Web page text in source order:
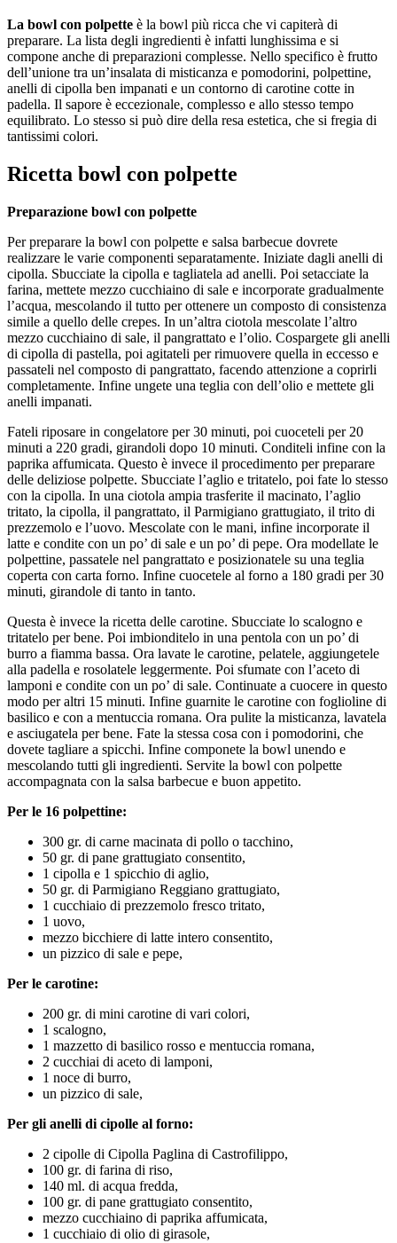
La bowl con polpette è la bowl più ricca che vi capiterà di
preparare. La lista degli ingredienti è infatti lunghissima e si
compone anche di preparazioni complesse. Nello specifico è frutto
dell’unione tra un’insalata di misticanza e pomodorini, polpettine,
anelli di cipolla ben impanati e un contorno di carotine cotte in
padella. Il sapore è eccezionale, complesso e allo stesso tempo
equilibrato. Lo stesso si può dire della resa estetica, che si fregia di
tantissimi colori.
Ricetta bowl con polpette
Preparazione bowl con polpette
Per preparare la bowl con polpette e salsa barbecue dovrete
realizzare le varie componenti separatamente. Iniziate dagli anelli di
cipolla. Sbucciate la cipolla e tagliatela ad anelli. Poi setacciate la
farina, mettete mezzo cucchiaino di sale e incorporate gradualmente
l’acqua, mescolando il tutto per ottenere un composto di consistenza
simile a quello delle crepes. In un’altra ciotola mescolate l’altro
mezzo cucchiaino di sale, il pangrattato e l’olio. Cospargete gli anelli
di cipolla di pastella, poi agitateli per rimuovere quella in eccesso e
passateli nel composto di pangrattato, facendo attenzione a coprirli
completamente. Infine ungete una teglia con dell’olio e mettete gli
anelli impanati.
Fateli riposare in congelatore per 30 minuti, poi cuoceteli per 20
minuti a 220 gradi, girandoli dopo 10 minuti. Conditeli infine con la
paprika affumicata. Questo è invece il procedimento per preparare
delle deliziose polpette. Sbucciate l’aglio e tritatelo, poi fate lo stesso
con la cipolla. In una ciotola ampia trasferite il macinato, l’aglio
tritato, la cipolla, il pangrattato, il Parmigiano grattugiato, il trito di
prezzemolo e l’uovo. Mescolate con le mani, infine incorporate il
latte e condite con un po’ di sale e un po’ di pepe. Ora modellate le
polpettine, passatele nel pangrattato e posizionatele su una teglia
coperta con carta forno. Infine cuocetele al forno a 180 gradi per 30
minuti, girandole di tanto in tanto.
Questa è invece la ricetta delle carotine. Sbucciate lo scalogno e
tritatelo per bene. Poi imbionditelo in una pentola con un po’ di
burro a fiamma bassa. Ora lavate le carotine, pelatele, aggiungetele
alla padella e rosolatele leggermente. Poi sfumate con l’aceto di
lamponi e condite con un po’ di sale. Continuate a cuocere in questo
modo per altri 15 minuti. Infine guarnite le carotine con foglioline di
basilico e con a mentuccia romana. Ora pulite la misticanza, lavatela
e asciugatela per bene. Fate la stessa cosa con i pomodorini, che
dovete tagliare a spicchi. Infine componete la bowl unendo e
mescolando tutti gli ingredienti. Servite la bowl con polpette
accompagnata con la salsa barbecue e buon appetito.
Per le 16 polpettine:
300 gr. di carne macinata di pollo o tacchino,
50 gr. di pane grattugiato consentito,
1 cipolla e 1 spicchio di aglio,
50 gr. di Parmigiano Reggiano grattugiato,
1 cucchiaio di prezzemolo fresco tritato,
1 uovo,
mezzo bicchiere di latte intero consentito,
un pizzico di sale e pepe,
Per le carotine:
200 gr. di mini carotine di vari colori,
1 scalogno,
1 mazzetto di basilico rosso e mentuccia romana,
2 cucchiai di aceto di lamponi,
1 noce di burro,
un pizzico di sale,
Per gli anelli di cipolle al forno:
2 cipolle di Cipolla Paglina di Castrofilippo,
100 gr. di farina di riso,
140 ml. di acqua fredda,
100 gr. di pane grattugiato consentito,
mezzo cucchiaino di paprika affumicata,
1 cucchiaio di olio di girasole,